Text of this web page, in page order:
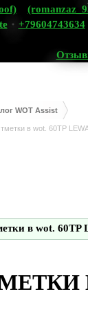
+79604743634
WOT Assist
в wot. 60TP
в wot. 60TP